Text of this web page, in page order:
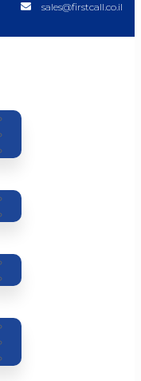
sales@firstcall.co.il